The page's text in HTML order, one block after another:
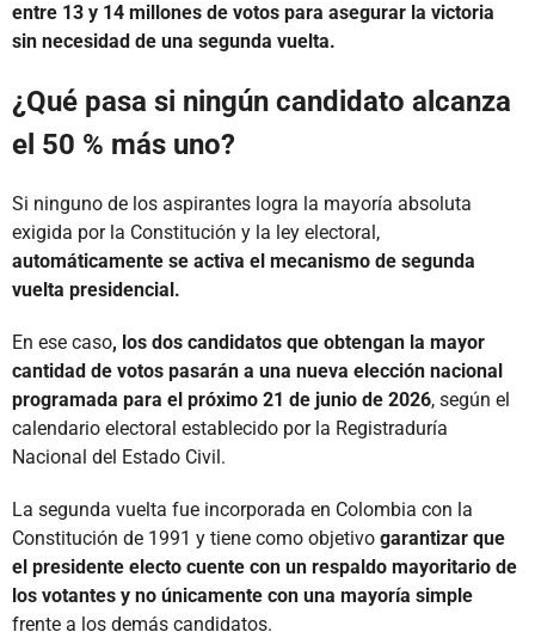
entre 13 y 14 millones de votos para asegurar la victoria
sin necesidad de una segunda vuelta.
¿Qué pasa si ningún candidato alcanza
el 50 % más uno?
Si ninguno de los aspirantes logra la mayoría absoluta
exigida por la Constitución y la ley electoral,
automáticamente se activa el mecanismo de segunda
vuelta presidencial.
En ese caso, los dos candidatos que obtengan la mayor
cantidad de votos pasarán a una nueva elección nacional
programada para el próximo 21 de junio de 2026, según el
calendario electoral establecido por la Registraduría
Nacional del Estado Civil.
La segunda vuelta fue incorporada en Colombia con la
Constitución de 1991 y tiene como objetivo garantizar que
el presidente electo cuente con un respaldo mayoritario de
los votantes y no únicamente con una mayoría simple
frente a los demás candidatos.